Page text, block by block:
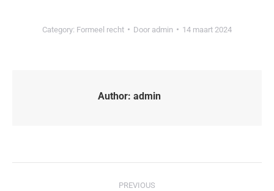
Category: Formeel recht Door admin 14 maart 2024
Author: admin
PREVIOUS